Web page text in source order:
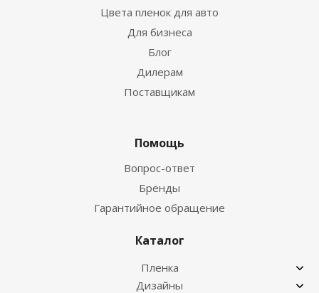
Цвета пленок для авто
Для бизнеса
Блог
Дилерам
Поставщикам
Помощь
Вопрос-ответ
Бренды
Гарантийное обращение
Каталог
Пленка
Дизайны